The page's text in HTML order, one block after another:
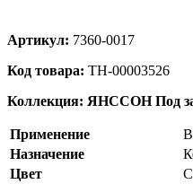
Артикул: 7360-0017
Код товара: ТН-00003526
Коллекция: ЯНССОН Под
Применение
Назначение
Цвет